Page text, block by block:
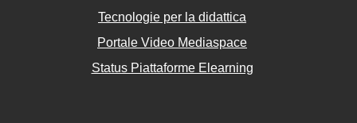
Tecnologie per la didattica
Portale Video Mediaspace
Status Piattaforme Elearning